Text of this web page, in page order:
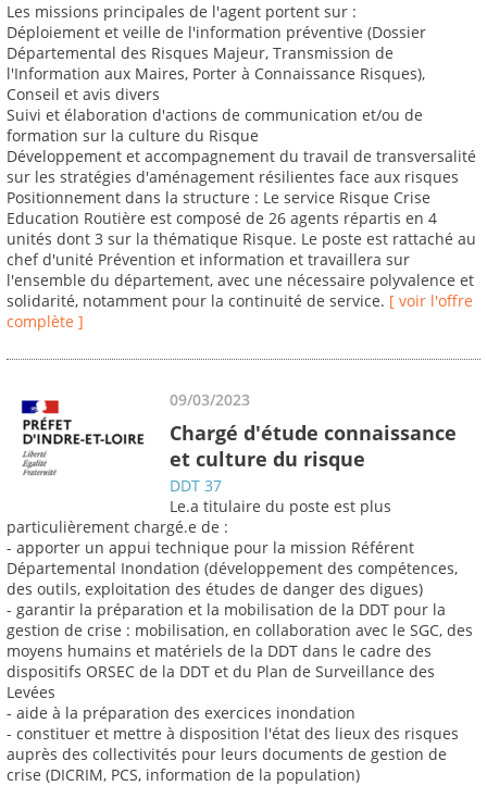
Les missions principales de l'agent portent sur :
Déploiement et veille de l'information préventive (Dossier
Départemental des Risques Majeur, Transmission de
l'Information aux Maires, Porter à Connaissance Risques),
Conseil et avis divers
Suivi et élaboration d'actions de communication et/ou de
formation sur la culture du Risque
Développement et accompagnement du travail de transversalité
sur les stratégies d'aménagement résilientes face aux risques
Positionnement dans la structure : Le service Risque Crise
Education Routière est composé de 26 agents répartis en 4
unités dont 3 sur la thématique Risque. Le poste est rattaché au
chef d'unité Prévention et information et travaillera sur
l'ensemble du département, avec une nécessaire polyvalence et
solidarité, notamment pour la continuité de service. [ voir l'offre
complète ]
09/03/2023
Chargé d'étude connaissance
et culture du risque
DDT 37
Le.a titulaire du poste est plus
particulièrement chargé.e de :
- apporter un appui technique pour la mission Référent
Départemental Inondation (développement des compétences,
des outils, exploitation des études de danger des digues)
- garantir la préparation et la mobilisation de la DDT pour la
gestion de crise : mobilisation, en collaboration avec le SGC, des
moyens humains et matériels de la DDT dans le cadre des
dispositifs ORSEC de la DDT et du Plan de Surveillance des
Levées
- aide à la préparation des exercices inondation
- constituer et mettre à disposition l'état des lieux des risques
auprès des collectivités pour leurs documents de gestion de
crise (DICRIM, PCS, information de la population)